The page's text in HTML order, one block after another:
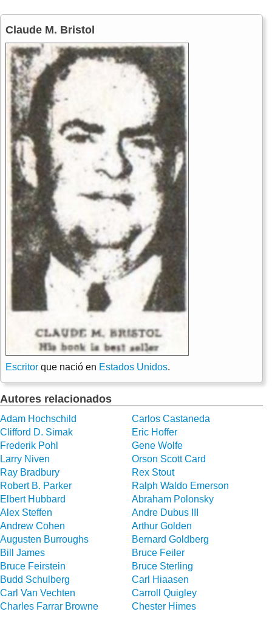
Claude M. Bristol
Escritor que nació en Estados Unidos.
Autores relacionados
Adam Hochschild
Carlos Castaneda
Clifford D. Simak
Eric Hoffer
Frederik Pohl
Gene Wolfe
Larry Niven
Orson Scott Card
Ray Bradbury
Rex Stout
Robert B. Parker
Ralph Waldo Emerson
Elbert Hubbard
Abraham Polonsky
Alex Steffen
Andre Dubus III
Andrew Cohen
Arthur Golden
Augusten Burroughs
Bernard Goldberg
Bill James
Bruce Feiler
Bruce Feirstein
Bruce Sterling
Budd Schulberg
Carl Hiaasen
Carl Van Vechten
Carroll Quigley
Charles Farrar Browne
Chester Himes